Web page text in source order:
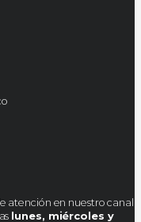
atención en nuestro canal
lunes, miércoles y